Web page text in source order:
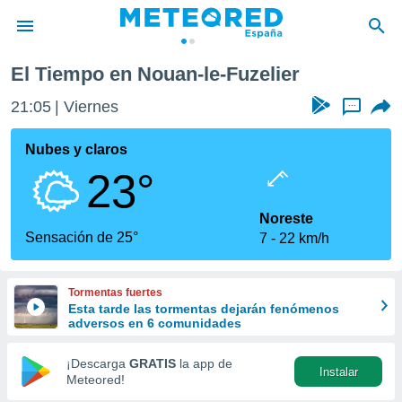
de
por
que se
calidad.
a este
las
y
forma
digital
basada
El Tiempo en Nouan-le-Fuzelier
21:05 Viernes ...
Nubes y claros
23°
Sensación de 25°
Noreste
7
22 km/h
Tormentas fuertes
Esta tarde las tormentas dejarán fenómenos
adversos en 6 comunidades
¡Descarga GRATIS la app de
Meteored!
Instalar